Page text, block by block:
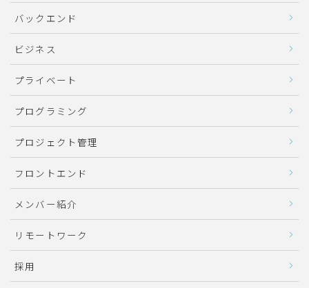
バックエンド
ビジネス
プライベート
プログラミング
プロジェクト管理
フロントエンド
メンバー紹介
リモートワーク
採用